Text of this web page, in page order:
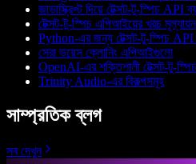
জাভাস্ক্রিপ্ট দিয়ে টেক্সট-টু-স্পিচ API
টেক্সট-টু-স্পিচ এপিআইয়ের খরচ মূল্যায়ন
Python-এর জন্য টেক্সট-টু-স্পিচ API
সেরা ভয়েস ক্লোনিং এপিআইগুলো
OpenAI-এর শক্তিশালী টেক্সট-টু-
Trinity Audio-এর বিকল্পসমূহ
সাম্প্রতিক ব্লগ
সব দেখুন